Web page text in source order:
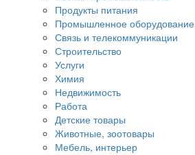
Продукты питания
Промышленное оборудование
Связь и телекоммуникации
Строительство
Услуги
Химия
Недвижимость
Работа
Детские товары
Животные, зоотовары
Мебель, интерьер